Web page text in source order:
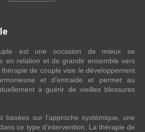
est une occasion de mieux se
en relation et de grandir ensemble vers
de couple vise le développement
et d’entraide et permet au
à guérir de vieilles blessures
basées sur l’approche systémique, une
ce type d’intervention. La thérapie de